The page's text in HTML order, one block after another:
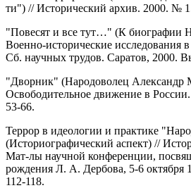
ти") // Исторический архив. 2000. №
"Повесят и все тут…" (К биографии
Военно-исторические исследования
Сб. научных трудов. Саратов, 2000.
"Дворник" (Народоволец Александр
Освободительное движение в
53-66.
Террор в идеологии и практике
(Историографический аспект) //
Мат-лы научной конференции,
рождения Л. А. Дербова, 5-6 октября
112-118.